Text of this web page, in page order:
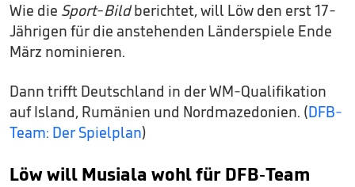
Wie die Sport-Bildberichtet, will Löw den erst 17-
Jährigen für die anstehenden Länderspiele Ende
März nominieren.
Dann trifft Deutschland in der WM-Qualifikation
auf Island, Rumänien und Nordmazedonien. (DFB-
Team: Der Spielplan)
Löw will Musiala wohl für DFB-Team